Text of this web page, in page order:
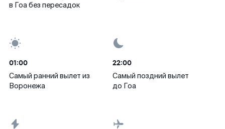
в Гоа без пересадок
01:00
Самый ранний вылет из
Воронежа
22:00
Самый поздний вылет
до Гоа